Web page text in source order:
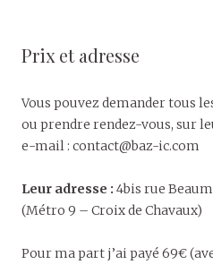
Prix et adresse
Vous pouvez demander tous
ou prendre rendez-vous, sur
e-mail : contact@baz-ic.com
Leur adresse : 4bis rue
(Métro 9 – Croix de Chavaux)
Pour ma part j’ai payé 69€